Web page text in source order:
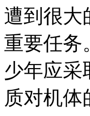
遭到很大
重要任务
少年应采
质对机体